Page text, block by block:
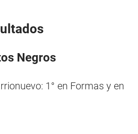
Negros
1° en Formas y en